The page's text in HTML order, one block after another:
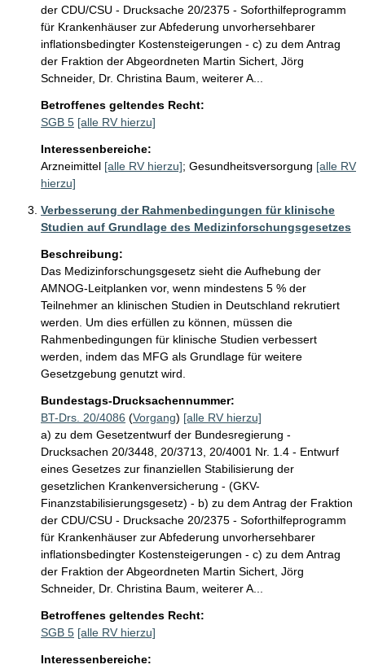
der CDU/CSU - Drucksache 20/2375 - Soforthilfeprogramm
für Krankenhäuser zur Abfederung unvorhersehbarer
inflationsbedingter Kostensteigerungen - c) zu dem Antrag
der Fraktion der Abgeordneten Martin Sichert, Jörg
Schneider, Dr. Christina Baum, weiterer A...
Betroffenes geltendes Recht:
SGB 5 [alle RV hierzu]
Interessenbereiche:
Arzneimittel [alle RV hierzu]; Gesundheitsversorgung [alle RV
hierzu]
Verbesserung der Rahmenbedingungen für klinische
Studien auf Grundlage des Medizinforschungsgesetzes
Beschreibung:
Das Medizinforschungsgesetz sieht die Aufhebung der
AMNOG-Leitplanken vor, wenn mindestens 5 % der
Teilnehmer an klinischen Studien in Deutschland rekrutiert
werden. Um dies erfüllen zu können, müssen die
Rahmenbedingungen für klinische Studien verbessert
werden, indem das MFG als Grundlage für weitere
Gesetzgebung genutzt wird.
Bundestags-Drucksachennummer:
BT-Drs. 20/4086 (Vorgang) [alle RV hierzu]
a) zu dem Gesetzentwurf der Bundesregierung -
Drucksachen 20/3448, 20/3713, 20/4001 Nr. 1.4 - Entwurf
eines Gesetzes zur finanziellen Stabilisierung der
gesetzlichen Krankenversicherung - (GKV-
Finanzstabilisierungsgesetz) - b) zu dem Antrag der Fraktion
der CDU/CSU - Drucksache 20/2375 - Soforthilfeprogramm
für Krankenhäuser zur Abfederung unvorhersehbarer
inflationsbedingter Kostensteigerungen - c) zu dem Antrag
der Fraktion der Abgeordneten Martin Sichert, Jörg
Schneider, Dr. Christina Baum, weiterer A...
Betroffenes geltendes Recht:
SGB 5 [alle RV hierzu]
Interessenbereiche: